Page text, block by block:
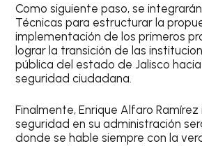
Como siguiente paso, se
Técnicas para estructurar la
implementación de los primeros
lograr la transición de las
pública del estado de Jalisco
seguridad ciudadana.
Finalmente, Enrique Alfaro
seguridad en su administración
donde se hable siempre con la